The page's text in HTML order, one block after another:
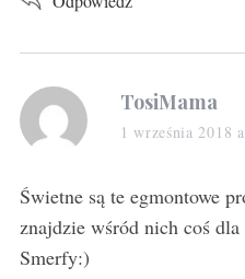
s
a
s
:
TosiMama
1 września 2018
Świetne są te egmontowe
znajdzie wśród nich coś
Smerfy:)